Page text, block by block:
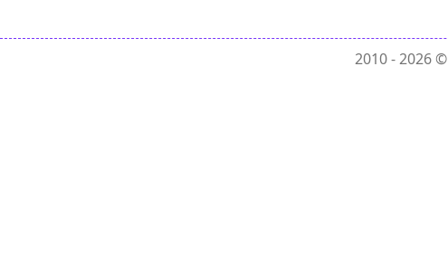
2010 - 2026 ©